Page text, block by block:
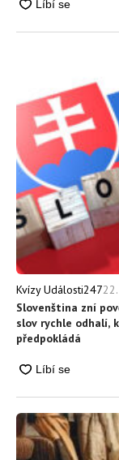
Kvízy Události247
Slovenština zní
slov rychle odhalí,
předpokládá